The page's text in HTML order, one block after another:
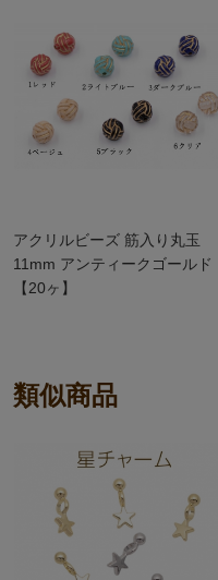
アクリルビーズ 筋入り丸玉
11mm アンティークゴールド
【20ヶ】
類似商品